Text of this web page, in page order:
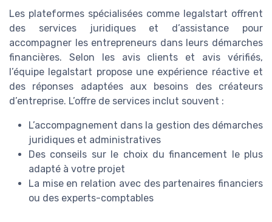
Les plateformes spécialisées comme legalstart offrent
des services juridiques et d’assistance pour
accompagner les entrepreneurs dans leurs démarches
financières. Selon les avis clients et avis vérifiés,
l’équipe legalstart propose une expérience réactive et
des réponses adaptées aux besoins des créateurs
d’entreprise. L’offre de services inclut souvent :
L’accompagnement dans la gestion des démarches
juridiques et administratives
Des conseils sur le choix du financement le plus
adapté à votre projet
La mise en relation avec des partenaires financiers
ou des experts-comptables